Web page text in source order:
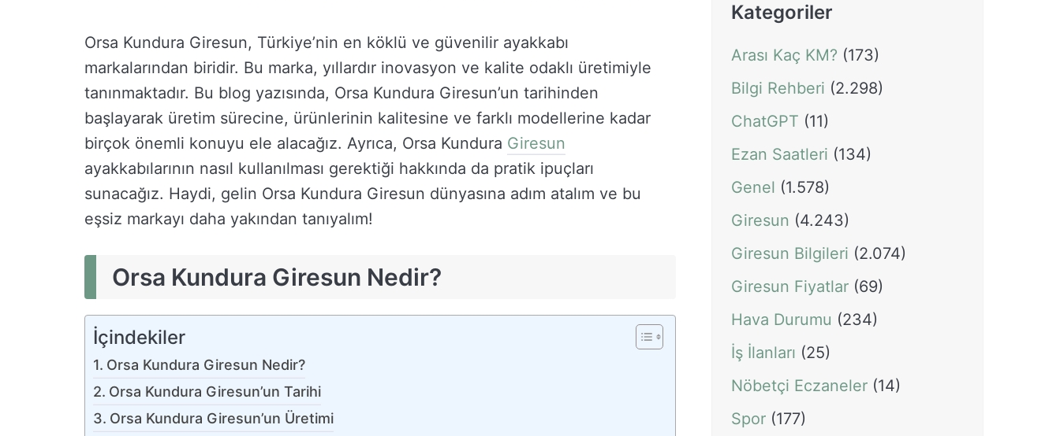
Orsa Kundura Giresun, Türkiye’nin en köklü ve güvenilir ayakkabı
markalarından biridir. Bu marka, yıllardır inovasyon ve kalite odaklı üretimiyle
tanınmaktadır. Bu blog yazısında, Orsa Kundura Giresun’un tarihinden
başlayarak üretim sürecine, ürünlerinin kalitesine ve farklı modellerine kadar
birçok önemli konuyu ele alacağız. Ayrıca, Orsa Kundura Giresun
ayakkabılarının nasıl kullanılması gerektiği hakkında da pratik ipuçları
sunacağız. Haydi, gelin Orsa Kundura Giresun dünyasına adım atalım ve bu
eşsiz markayı daha yakından tanıyalım!
Orsa Kundura Giresun Nedir?
İçindekiler
Orsa Kundura Giresun Nedir?
Orsa Kundura Giresun’un Tarihi
Orsa Kundura Giresun’un Üretimi
Kategoriler
Arası Kaç KM? (173)
Bilgi Rehberi (2.298)
ChatGPT (11)
Ezan Saatleri (134)
Genel (1.578)
Giresun (4.243)
Giresun Bilgileri (2.074)
Giresun Fiyatlar (69)
Hava Durumu (234)
İş İlanları (25)
Nöbetçi Eczaneler (14)
Spor (177)